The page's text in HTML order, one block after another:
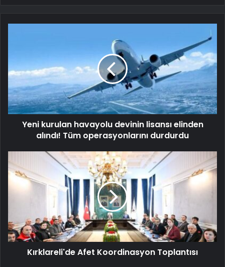
Yeni kurulan havayolu devinin lisansı elinden
alındı! Tüm operasyonlarını durdurdu
Kırklareli'de Afet Koordinasyon Toplantısı